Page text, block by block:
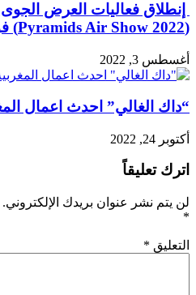
إنطلاق فعاليات العرض
(Pyramids Air Show 2022) فوق سفح الأهرامات
أغسطس 3, 2022
“داك الغالي” احدث اعمال
أكتوبر 24, 2022
اترك تعليقاً
لن يتم نشر عنوان بريدك الإلكتروني.
*
التعليق *